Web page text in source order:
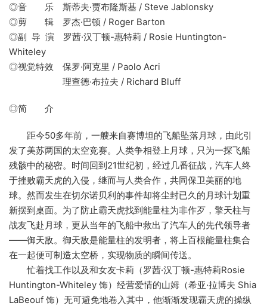
◎音 乐 斯蒂夫·贾布隆斯基 / Steve Jablonsky
◎剪 辑 罗杰·巴顿 / Roger Barton
◎副 导 演 罗茜·汉丁顿-惠特莉 / Rosie Huntington-
Whiteley
◎视觉特效 保罗·阿克里 / Paolo Acri
理查德·布拉夫 / Richard Bluff
◎简 介
距今50多年前，一艘来自赛博坦的飞船坠落月球，由此引
发了美苏两国的太空竞赛。人类争相登上月球，只为一探飞船
残骸中的秘密。时间回到21世纪初，经过几番征战，汽车人终
于挫败霸天虎的入侵，继而与人类合作，共同保卫美丽的地
球。然而发生在切尔诺贝利的事件却将尘封已久的月球计划重
新摆到桌面。为了防止霸天虎找到能量柱为非作歹，擎天柱与
战友飞赴月球，更从当年的飞船中救出了汽车人的先代领导者
——御天敌。御天敌是能量柱的发明者，将上百根能量柱集合
在一起便可制造太空桥，实现物质的瞬间传送。
忙着找工作以及和女友卡莉（罗茜·汉丁顿-惠特莉Rosie
Huntington-Whiteley 饰）经营爱情的山姆（希亚·拉博夫 Shia
LaBeouf 饰）无可避免地卷入其中，他渐渐发现霸天虎的操纵